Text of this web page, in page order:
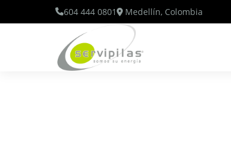
604 444 0801 Medellín, Colombia